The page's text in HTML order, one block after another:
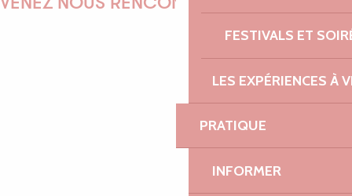
FESTIVALS ET
LES EXPÉRIENCES À
PRATIQUE
INFORMER
VENEZ NOUS RENCONTRER !
EMILIE